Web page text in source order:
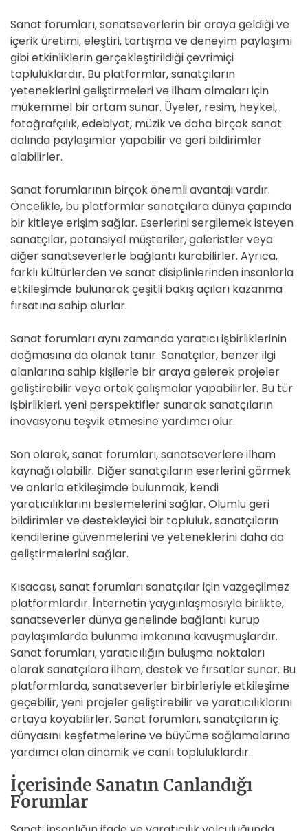
Sanat forumları, sanatseverlerin bir araya geldiği ve
içerik üretimi, eleştiri, tartışma ve deneyim paylaşımı
gibi etkinliklerin gerçekleştirildiği çevrimiçi
topluluklardır. Bu platformlar, sanatçıların
yeteneklerini geliştirmeleri ve ilham almaları için
mükemmel bir ortam sunar. Üyeler, resim, heykel,
fotoğrafçılık, edebiyat, müzik ve daha birçok sanat
dalında paylaşımlar yapabilir ve geri bildirimler
alabilirler.
Sanat forumlarının birçok önemli avantajı vardır.
Öncelikle, bu platformlar sanatçılara dünya çapında
bir kitleye erişim sağlar. Eserlerini sergilemek isteyen
sanatçılar, potansiyel müşteriler, galeristler veya
diğer sanatseverlerle bağlantı kurabilirler. Ayrıca,
farklı kültürlerden ve sanat disiplinlerinden insanlarla
etkileşimde bulunarak çeşitli bakış açıları kazanma
fırsatına sahip olurlar.
Sanat forumları aynı zamanda yaratıcı işbirliklerinin
doğmasına da olanak tanır. Sanatçılar, benzer ilgi
alanlarına sahip kişilerle bir araya gelerek projeler
geliştirebilir veya ortak çalışmalar yapabilirler. Bu tür
işbirlikleri, yeni perspektifler sunarak sanatçıların
inovasyonu teşvik etmesine yardımcı olur.
Son olarak, sanat forumları, sanatseverlere ilham
kaynağı olabilir. Diğer sanatçıların eserlerini görmek
ve onlarla etkileşimde bulunmak, kendi
yaratıcılıklarını beslemelerini sağlar. Olumlu geri
bildirimler ve destekleyici bir topluluk, sanatçıların
kendilerine güvenmelerini ve yeteneklerini daha da
geliştirmelerini sağlar.
Kısacası, sanat forumları sanatçılar için vazgeçilmez
platformlardır. İnternetin yaygınlaşmasıyla birlikte,
sanatseverler dünya genelinde bağlantı kurup
paylaşımlarda bulunma imkanına kavuşmuşlardır.
Sanat forumları, yaratıcılığın buluşma noktaları
olarak sanatçılara ilham, destek ve fırsatlar sunar. Bu
platformlarda, sanatseverler birbirleriyle etkileşime
geçebilir, yeni projeler geliştirebilir ve yaratıcılıklarını
ortaya koyabilirler. Sanat forumları, sanatçıların iç
dünyasını keşfetmelerine ve büyüme sağlamalarına
yardımcı olan dinamik ve canlı topluluklardır.
İçerisinde Sanatın Canlandığı
Forumlar